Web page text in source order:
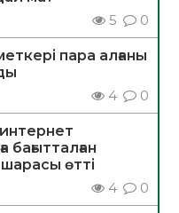
5 0
пара алғаны
4 0
шарасы өтті
4 0